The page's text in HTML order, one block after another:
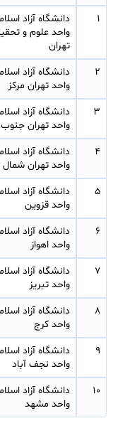
۱
تهران
۲
واحد تهران مرکز
۳
واحد تهران جنوب
۴
واحد تهران شمال
۵
واحد قزوین
۶
واحد اهواز
۷
واحد تبریز
۸
واحد کرج
۹
واحد نجف آباد
۱۰
واحد مشهد